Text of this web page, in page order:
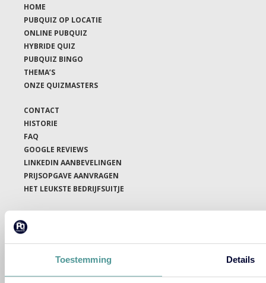
Toestemming Details
HOME
PUBQUIZ OP LOCATIE
ONLINE PUBQUIZ
HYBRIDE QUIZ
PUBQUIZ BINGO
THEMA’S
ONZE QUIZMASTERS
CONTACT
HISTORIE
FAQ
GOOGLE REVIEWS
LINKEDIN AANBEVELINGEN
PRIJSOPGAVE AANVRAGEN
HET LEUKSTE BEDRIJFSUITJE